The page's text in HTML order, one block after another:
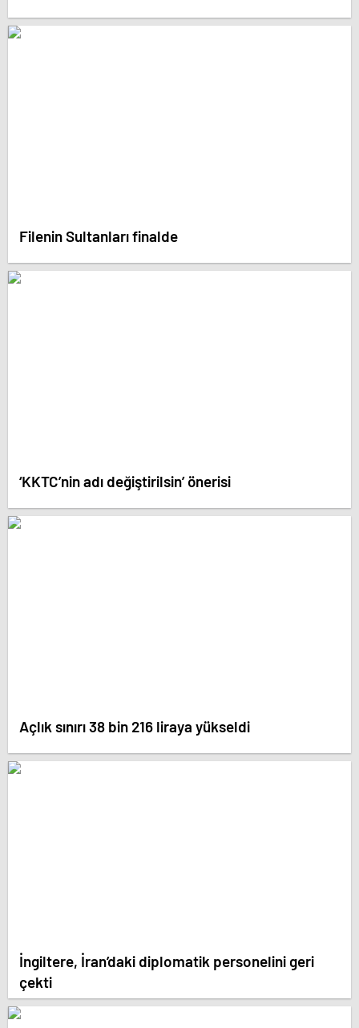
Filenin Sultanları finalde
‘KKTC’nin adı değiştirilsin’ önerisi
Açlık sınırı 38 bin 216 liraya yükseldi
İngiltere, İran’daki diplomatik personelini geri
çekti